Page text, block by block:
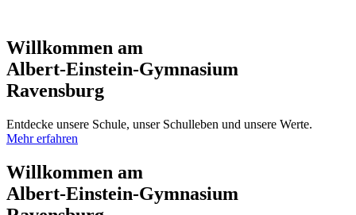
Willkommen am
Albert-Einstein-Gymnasium
Ravensburg
Entdecke unsere Schule, unser Schulleben und unsere Werte.
Mehr erfahren
Willkommen am
Albert-Einstein-Gymnasium